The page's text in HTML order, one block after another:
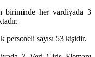
biriminde her vardiyada 3
personeli sayısı 53 kişidir.